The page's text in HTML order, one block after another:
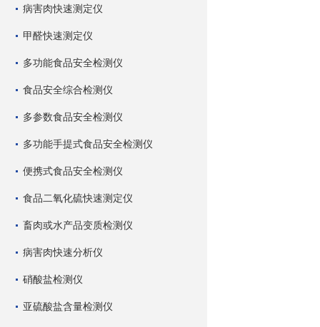
病害肉快速测定仪
甲醛快速测定仪
多功能食品安全检测仪
食品安全综合检测仪
多参数食品安全检测仪
多功能手提式食品安全检测仪
便携式食品安全检测仪
食品二氧化硫快速测定仪
畜肉或水产品变质检测仪
病害肉快速分析仪
硝酸盐检测仪
亚硫酸盐含量检测仪